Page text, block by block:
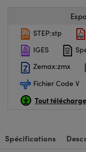
Optiques de SCHOTT
STEP:stp
IGES
Zemax:zmx
Fichier Code V
Tout
Spécifications